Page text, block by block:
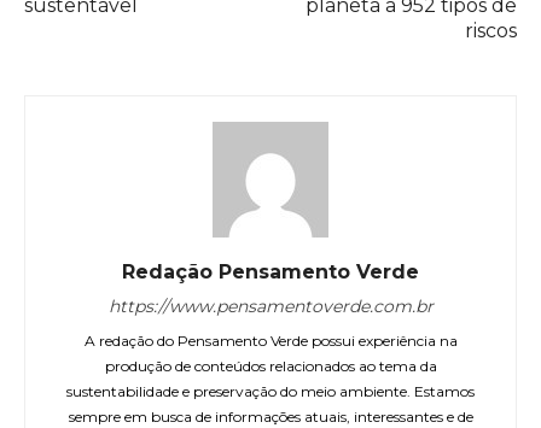
sustentável
planeta a 952 tipos de
riscos
Redação Pensamento Verde
https://www.pensamentoverde.com.br
A redação do Pensamento Verde possui experiência na
produção de conteúdos relacionados ao tema da
sustentabilidade e preservação do meio ambiente. Estamos
sempre em busca de informações atuais, interessantes e de